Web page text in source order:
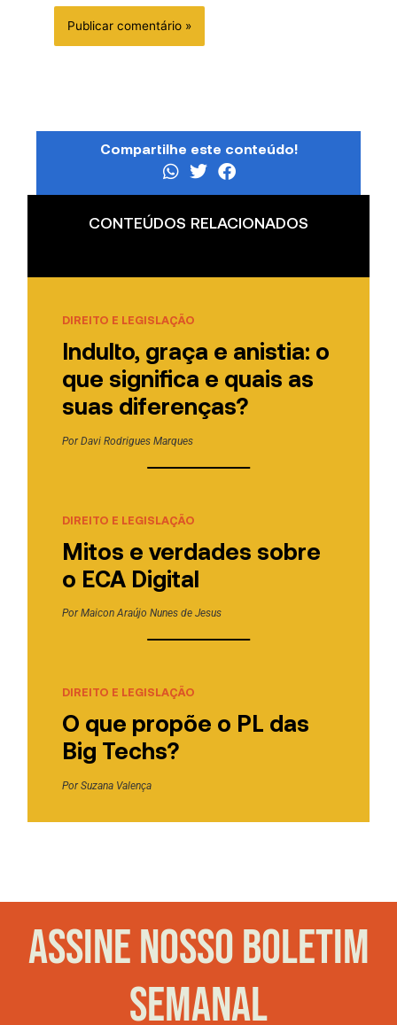
Compartilhe este conteúdo!
CONTEÚDOS RELACIONADOS
DIREITO E LEGISLAÇÃO
Indulto, graça e anistia: o
que significa e quais as
suas diferenças?
PorDavi Rodrigues Marques
DIREITO E LEGISLAÇÃO
Mitos e verdades sobre
o ECA Digital
PorMaicon Araújo Nunes de Jesus
DIREITO E LEGISLAÇÃO
O que propõe o PL das
Big Techs?
PorSuzana Valença
ASSINE NOSSO BOLETIM
SEMANAL